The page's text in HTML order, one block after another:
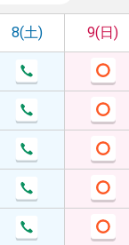
8(土) 9(日)